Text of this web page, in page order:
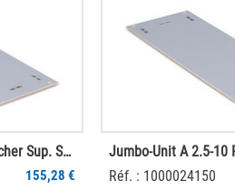
Jumbo-Unit A 2.5-7 Plancher Sup. SGR PS
155,28 €
Réf. : 1000024150